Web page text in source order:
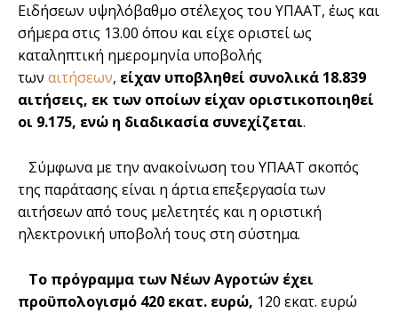
Ειδήσεων υψηλόβαθμο στέλεχος του ΥΠΑΑΤ, έως και
σήμερα στις 13.00 όπου και είχε οριστεί ως
καταληπτική ημερομηνία υποβολής
των αιτήσεων, είχαν υποβληθεί συνολικά 18.839
αιτήσεις, εκ των οποίων είχαν οριστικοποιηθεί
οι 9.175, ενώ η διαδικασία συνεχίζεται.
Σύμφωνα με την ανακοίνωση του ΥΠΑΑΤ σκοπός
της παράτασης είναι η άρτια επεξεργασία των
αιτήσεων από τους μελετητές και η οριστική
ηλεκτρονική υποβολή τους στη σύστημα.
Το πρόγραμμα των Νέων Αγροτών έχει
προϋπολογισμό 420 εκατ. ευρώ, 120 εκατ. ευρώ